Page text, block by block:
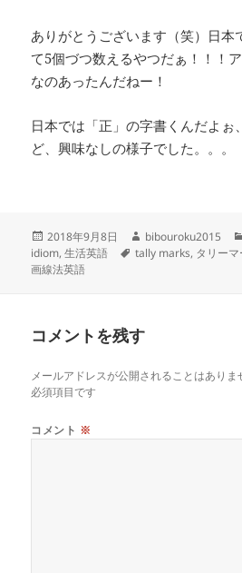
ありがとうございます（笑）日本
て5個づつ数えるやつだぁ！！！
なのあったんだねー！
日本では「正」の字書くんだよぉ
ど、興味なしの様子でした。。。
投
稿
日:
2018年9月8日
作
成
bibouroku2015
idiom,生活英語
タ
tally marks, タリーマ
画線法英語
コメントを残す
メールアドレスが公開されることはありま
必須項目です
コメント ※